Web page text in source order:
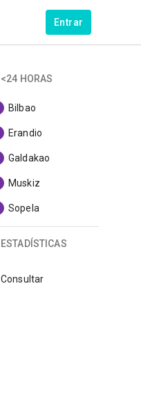
Entrar
<24 HORAS
Bilbao
Erandio
Galdakao
Muskiz
Sopela
ESTADÍSTICAS
Consultar